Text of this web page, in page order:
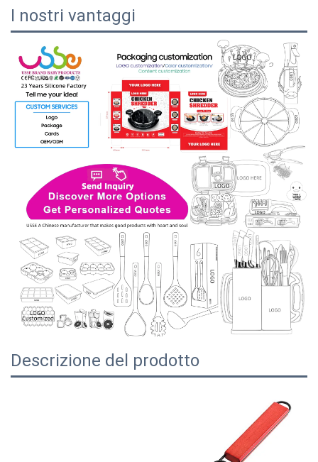
I nostri vantaggi
Descrizione del prodotto